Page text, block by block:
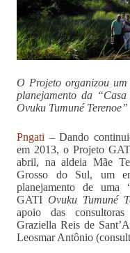
O Projeto organizou
planejamento da
Ovuku Tumuné Terenoe”
Pngati – Dando
em 2013, o Projeto
abril, na aldeia Mãe
Grosso do Sul, um
planejamento de uma
GATI Ovuku Tumuné
apoio das
Graziella Reis de
Leosmar Antônio